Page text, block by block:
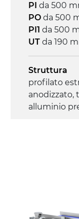
Controllo
on/off, E-
PI da 500
PO da 500
PI1 da 500
UT da 190
Struttura
profilato
anodizzato,
alluminio
alluminio